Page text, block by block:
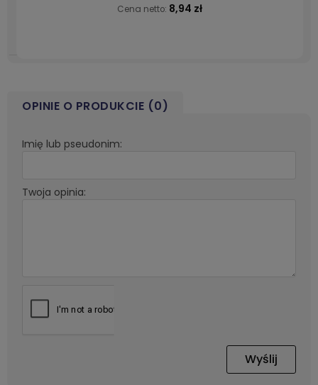
Cena netto: 8,94 zł
OPINIE O PRODUKCIE (0)
Imię lub pseudonim:
Twoja opinia:
Wyślij